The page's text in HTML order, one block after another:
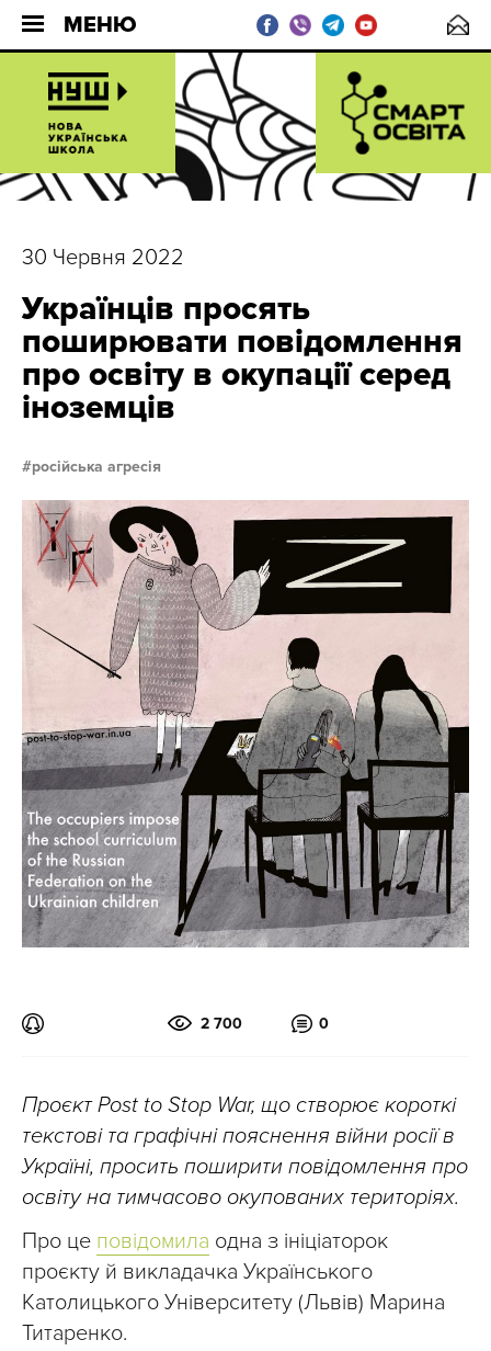
МЕНЮ
30 Червня 2022
Українців просять
поширювати повідомлення
про освіту в окупації серед
іноземців
російська агресія
2 700 0
Проєкт Post to Stop War, що створює короткі
текстові та графічні пояснення війни росії в
Україні, просить поширити повідомлення про
освіту на тимчасово окупованих територіях.
Про це повідомила одна з ініціаторок
проєкту й викладачка Українського
Католицького Університету (Львів) Марина
Титаренко.